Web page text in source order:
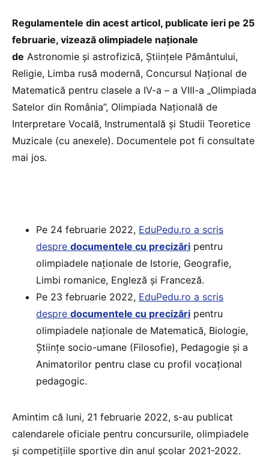
Regulamentele din acest articol, publicate ieri pe 25
februarie, vizează olimpiadele naționale
de Astronomie și astrofizică, Științele Pământului,
Religie, Limba rusă modernă, Concursul Național de
Matematică pentru clasele a IV-a – a VIII-a „Olimpiada
Satelor din România”, Olimpiada Națională de
Interpretare Vocală, Instrumentală și Studii Teoretice
Muzicale (cu anexele). Documentele pot fi consultate
mai jos.
Pe 24 februarie 2022, EduPedu.ro a scris
despre documentele cu precizări pentru
olimpiadele naționale de Istorie, Geografie,
Limbi romanice, Engleză și Franceză.
Pe 23 februarie 2022, EduPedu.ro a scris
despre documentele cu precizări pentru
olimpiadele naționale de Matematică, Biologie,
Științe socio-umane (Filosofie), Pedagogie și a
Animatorilor pentru clase cu profil vocațional
pedagogic.
Amintim că luni, 21 februarie 2022, s-au publicat
calendarele oficiale pentru concursurile, olimpiadele
și competițiile sportive din anul școlar 2021-2022.